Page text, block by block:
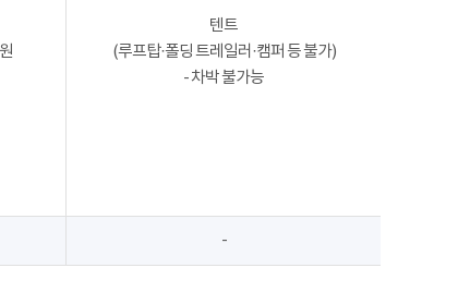
텐트
(루프탑·폴딩 트레일러·캠퍼 등 불가)
- 차박 불가능
-